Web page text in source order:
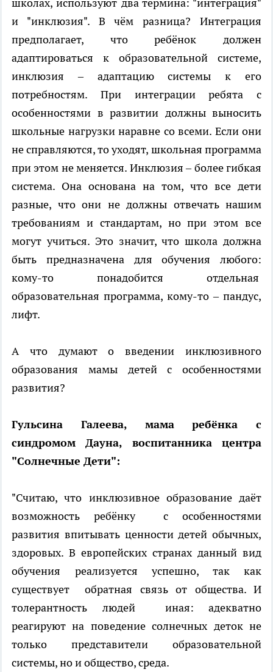
и "инклюзия". В чём разница? Интеграция
предполагает, что ребёнок должен
адаптироваться к образовательной системе,
инклюзия – адаптацию системы к его
потребностям. При интеграции ребята с
особенностями в развитии должны выносить
школьные нагрузки наравне со всеми. Если они
не справляются, то уходят, школьная программа
при этом не меняется. Инклюзия – более гибкая
система. Она основана на том, что все дети
разные, что они не должны отвечать нашим
требованиям и стандартам, но при этом все
могут учиться. Это значит, что школа должна
быть предназначена для обучения любого:
кому-то понадобится отдельная
образовательная программа, кому-то – пандус,
лифт.
А что думают о введении инклюзивного
образования мамы детей с особенностями
развития?
Гульсина Галеева, мама ребёнка с
синдромом Дауна, воспитанника центра
"Солнечные Дети":
"Считаю, что инклюзивное образование даёт
возможность ребёнку с особенностями
развития впитывать ценности детей обычных,
здоровых. В европейских странах данный вид
обучения реализуется успешно, так как
существует обратная связь от общества. И
толерантность людей иная: адекватно
реагируют на поведение солнечных деток не
только представители образовательной
системы, но и общество, среда.